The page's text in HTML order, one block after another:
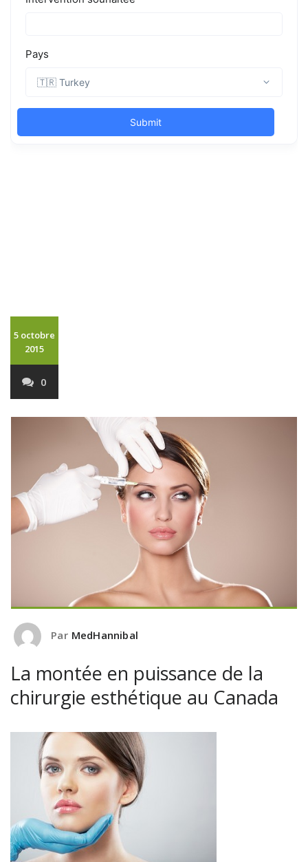
5 octobre
2015
0
Par MedHannibal
La montée en puissance de la
chirurgie esthétique au Canada